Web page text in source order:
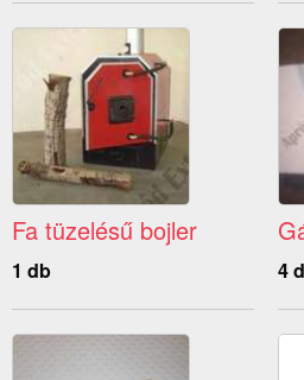
Fa tüzelésű bojler
1 db 4